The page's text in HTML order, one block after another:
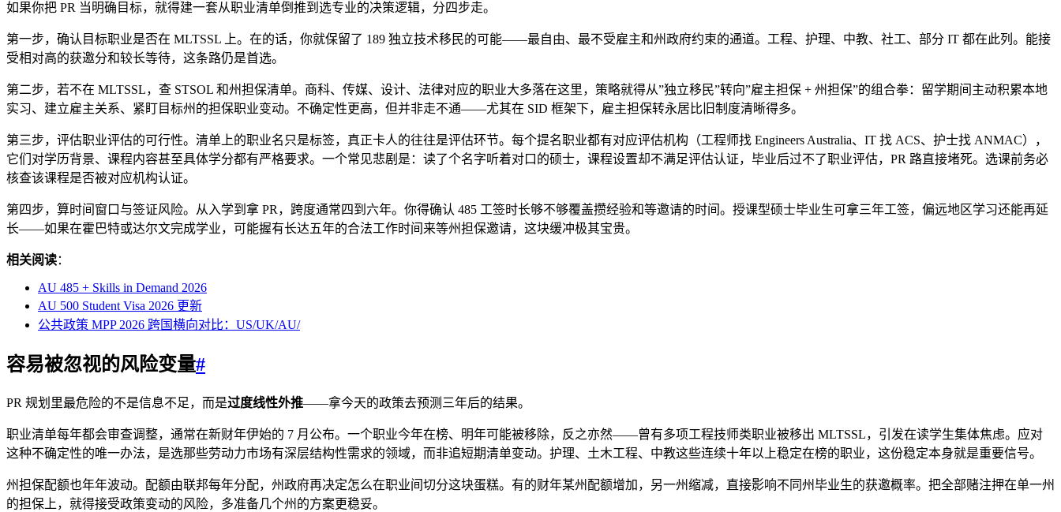
如果你把 PR 当明确目标，就得建一套从职业清单倒推到选专业的决策逻辑，分四步走。
第一步，确认目标职业是否在 MLTSSL 上。在的话，你就保留了 189 独立技术移民的可能——最自由、最不受雇主和州政府约束的通道。工程、护理、中教、社工、部分 IT 都在此列。能接
受相对高的获邀分和较长等待，这条路仍是首选。
第二步，若不在 MLTSSL，查 STSOL 和州担保清单。商科、传媒、设计、法律对应的职业大多落在这里，策略就得从”独立移民”转向”雇主担保 + 州担保”的组合拳：留学期间主动积累本地
实习、建立雇主关系、紧盯目标州的担保职业变动。不确定性更高，但并非走不通——尤其在 SID 框架下，雇主担保转永居比旧制度清晰得多。
第三步，评估职业评估的可行性。清单上的职业名只是标签，真正卡人的往往是评估环节。每个提名职业都有对应评估机构（工程师找 Engineers Australia、IT 找 ACS、护士找 ANMAC），
它们对学历背景、课程内容甚至具体学分都有严格要求。一个常见悲剧是：读了个名字听着对口的硕士，课程设置却不满足评估认证，毕业后过不了职业评估，PR 路直接堵死。选课前务必
核查该课程是否被对应机构认证。
第四步，算时间窗口与签证风险。从入学到拿 PR，跨度通常四到六年。你得确认 485 工签时长够不够覆盖攒经验和等邀请的时间。授课型硕士毕业生可拿三年工签，偏远地区学习还能再延
长——如果在霍巴特或达尔文完成学业，可能握有长达五年的合法工作时间来等州担保邀请，这块缓冲极其宝贵。
相关阅读：
AU 485 + Skills in Demand 2026
AU 500 Student Visa 2026 更新
公共政策 MPP 2026 跨国横向对比：US/UK/AU/
容易被忽视的风险变量#
PR 规划里最危险的不是信息不足，而是过度线性外推——拿今天的政策去预测三年后的结果。
职业清单每年都会审查调整，通常在新财年伊始的 7 月公布。一个职业今年在榜、明年可能被移除，反之亦然——曾有多项工程技师类职业被移出 MLTSSL，引发在读学生集体焦虑。应对
这种不确定性的唯一办法，是选那些劳动力市场有深层结构性需求的领域，而非追短期清单变动。护理、土木工程、中教这些连续十年以上稳定在榜的职业，这份稳定本身就是重要信号。
州担保配额也年年波动。配额由联邦每年分配，州政府再决定怎么在职业间切分这块蛋糕。有的财年某州配额增加，另一州缩减，直接影响不同州毕业生的获邀概率。把全部赌注押在单一州
的担保上，就得接受政策变动的风险，多准备几个州的方案更稳妥。